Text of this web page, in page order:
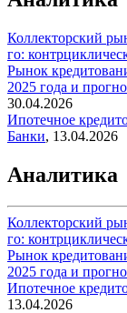
Коллекторский
го:
Рынок
2025 года и
30.04.2026
Ипотечное
Банки, 13.04.2026
Аналитика
Коллекторский
го:
Рынок
2025 года и
Ипотечное
13.04.2026